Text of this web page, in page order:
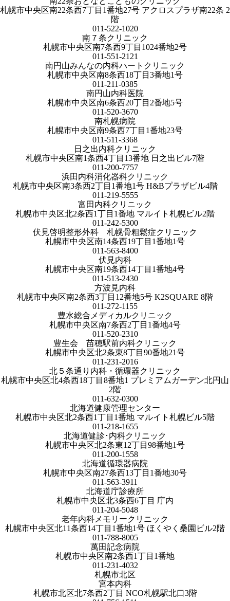
札幌市中央区南22条西7丁目1番地27号 アクロスプラザ南22条 2
階
011-522-1020
南７条クリニック
札幌市中央区南7条西9丁目1024番地2号
011-551-2121
南円山みんなの内科ハートクリニック
札幌市中央区南8条西18丁目3番地1号
011-211-0385
南円山内科医院
札幌市中央区南6条西20丁目2番地5号
011-520-3670
南札幌病院
札幌市中央区南9条西7丁目1番地23号
011-511-3368
日之出内科クリニック
札幌市中央区南1条西4丁目13番地 日之出ビル7階
011-200-7757
浜田内科消化器科クリニック
札幌市中央区南3条西2丁目1番地1号 H&Bプラザビル4階
011-219-5555
富田内科クリニック
札幌市中央区北2条西1丁目1番地 マルイト札幌ビル2階
011-242-5300
伏見啓明整形外科 札幌骨粗鬆症クリニック
札幌市中央区南14条西19丁目1番地1号
011-563-8400
伏見内科
札幌市中央区南19条西14丁目1番地4号
011-513-2430
方波見内科
札幌市中央区南2条西3丁目12番地5号 K2SQUARE 8階
011-272-1155
豊水総合メディカルクリニック
札幌市中央区南7条西2丁目1番地4号
011-520-2310
豊生会 苗穂駅前内科クリニック
札幌市中央区北2条東8丁目90番地21号
011-231-2016
北５条通り内科・循環器クリニック
札幌市中央区北4条西18丁目8番地1 プレミアムガーデン北円山
2階
011-632-0300
北海道健康管理センター
札幌市中央区北2条西1丁目1番地 マルイト札幌ビル5階
011-218-1655
北海道健診･内科クリニック
札幌市中央区北2条東12丁目98番地1号
011-200-1558
北海道循環器病院
札幌市中央区南27条西13丁目1番地30号
011-563-3911
北海道庁診療所
札幌市中央区北3条西6丁目 庁内
011-204-5048
老年内科メモリークリニック
札幌市中央区北11条西14丁目1番地1号 ほくやく桑園ビル2階
011-788-8005
萬田記念病院
札幌市中央区南2条西1丁目1番地
011-231-4032
札幌市北区
宮本内科
札幌市北区北7条西2丁目 NCO札幌駅北口3階